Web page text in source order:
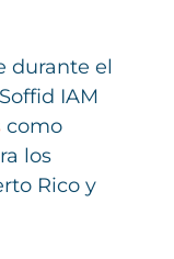
durante el
IAM
como
los
Rico y